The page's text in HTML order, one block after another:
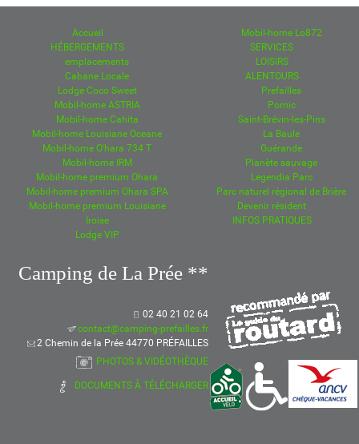
Accueil
HÉBERGEMENTS
emplacements
Cabane Locale
Lodge Coco Sweet
Mobil-home ASTRIA
Mobil-home Cahita
Mobil-home Louisiane Oceane
Mobil-home O'hara 734 T
Mobil-home IRM
Mobil-home premium Ohara
Mobil-home premium Ohara SPA
Mobil-home premium Louisiane
Iroise
Lodge VIP
Mobil-home Lo872
SERVICES
LOISIRS
ALENTOURS
Prefailles
Pornic
Saint-Brévin-les-Pins
La Baule
Guérande
Planète sauvage
Legendia Parc
Parc naturel régional de Brière
Devenir résident
INFOS PRATIQUES
Camping de La Prée **
02 40 21 02 64
contact@camping-prefailles.fr
2 Chemin de la Prée 44770 PRÉFAILLES
PHOTOS & VIDÉOTHÈQUE
DOCUMENTS À TÉLÉCHARGER